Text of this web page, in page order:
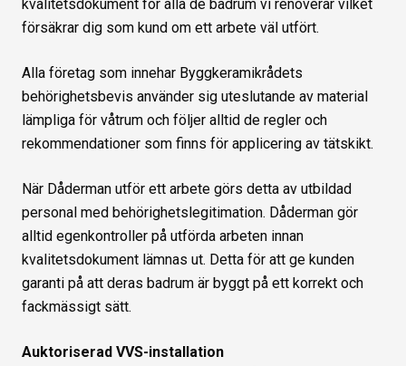
kvalitetsdokument för alla de badrum vi renoverar vilket
försäkrar dig som kund om ett arbete väl utfört.
Alla företag som innehar Byggkeramikrådets
behörighetsbevis använder sig uteslutande av material
lämpliga för våtrum och följer alltid de regler och
rekommendationer som finns för applicering av tätskikt.
När Dåderman utför ett arbete görs detta av utbildad
personal med behörighetslegitimation. Dåderman gör
alltid egenkontroller på utförda arbeten innan
kvalitetsdokument lämnas ut. Detta för att ge kunden
garanti på att deras badrum är byggt på ett korrekt och
fackmässigt sätt.
Auktoriserad VVS-installation